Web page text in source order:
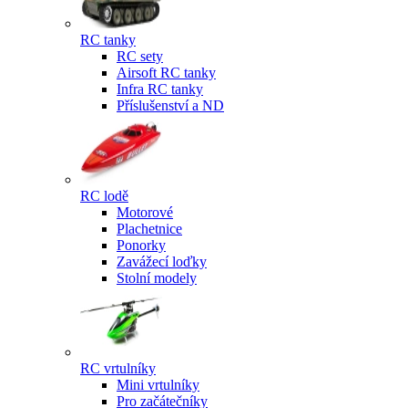
RC tanky
RC sety
Airsoft RC tanky
Infra RC tanky
Příslušenství a ND
RC lodě
Motorové
Plachetnice
Ponorky
Zavážecí loďky
Stolní modely
RC vrtulníky
Mini vrtulníky
Pro začátečníky